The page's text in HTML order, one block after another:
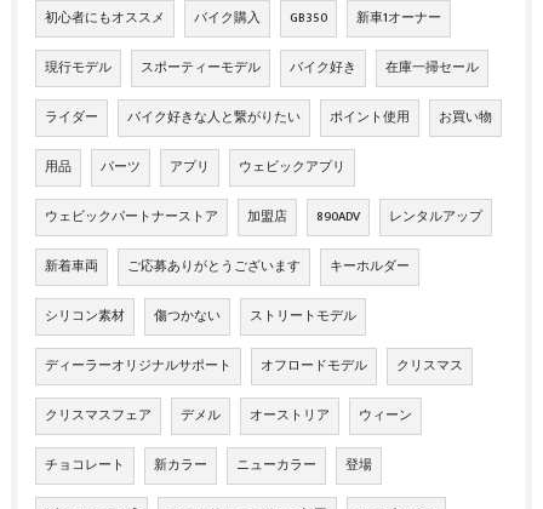
初心者にもオススメ バイク購入 GB350 新車1オーナー
現行モデル スポーティーモデル バイク好き 在庫一掃セール
ライダー バイク好きな人と繋がりたい ポイント使用 お買い物
用品 パーツ アプリ ウェビックアプリ
ウェビックパートナーストア 加盟店 890ADV レンタルアップ
新着車両 ご応募ありがとうございます キーホルダー
シリコン素材 傷つかない ストリートモデル
ディーラーオリジナルサポート オフロードモデル クリスマス
クリスマスフェア デメル オーストリア ウィーン
チョコレート 新カラー ニューカラー 登場